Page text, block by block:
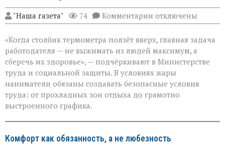
"Наша газета" 74 Комментарии к
записи
не
должна
стоить
здоровья»:
Минтруда — о
защите
работников
в
отключены
«Когда столбик термометра ползёт вверх, главная задача
работодателя — не выжимать из людей максимум, а
сберечь их здоровье», — подчёркивают в Министерстве
труда и социальной защиты. В условиях жары
наниматели обязаны создавать безопасные условия
труда: от прохладных зон отдыха до грамотно
выстроенного графика.
Комфорт как обязанность, а не любезность